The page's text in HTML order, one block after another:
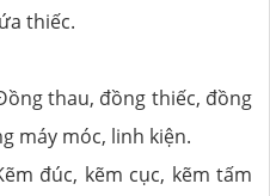
thiếc.
thau, đồng thiếc, đồng
máy móc, linh kiện.
đúc, kẽm cục, kẽm tấm